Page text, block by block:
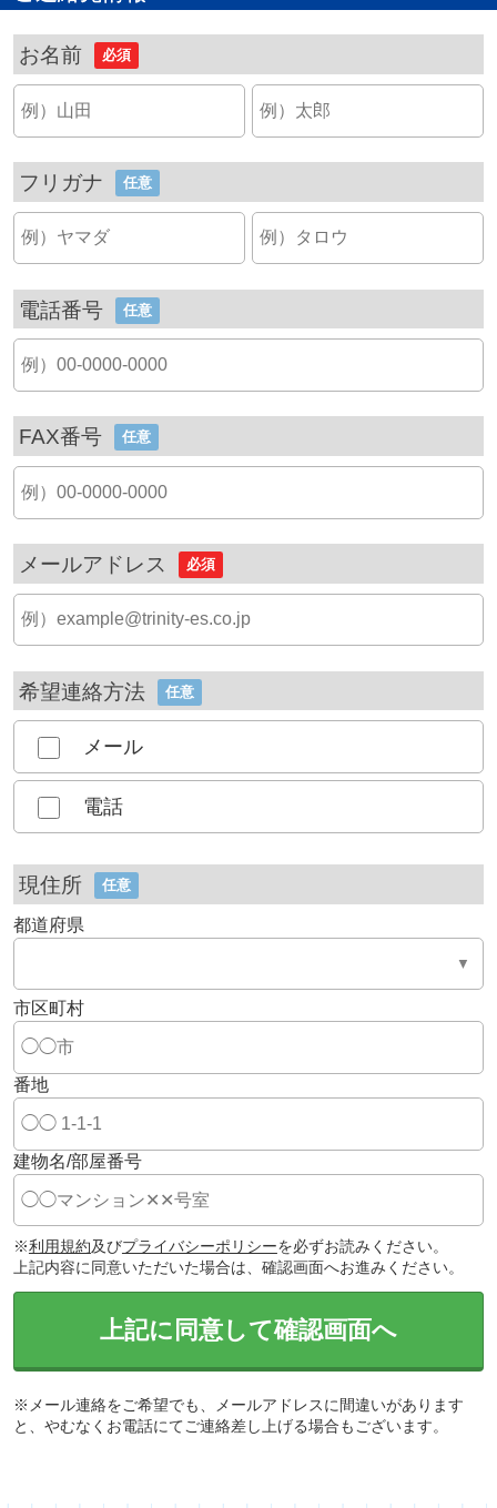
お名前 必須
フリガナ 任意
電話番号 任意
FAX番号 任意
メールアドレス 必須
希望連絡方法 任意
メール
電話
現住所 任意
都道府県
市区町村
番地
建物名/部屋番号
※利用規約及びプライバシーポリシーを必ずお読みください。
上記内容に同意いただいた場合は、確認画面へお進みください。
上記に同意して確認画面へ
※メール連絡をご希望でも、メールアドレスに間違いがあります
と、やむなくお電話にてご連絡差し上げる場合もございます。